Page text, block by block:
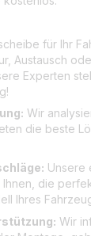
für Ihr
Austausch
Experten
Wir
die beste
Unsere
die
Ihres
Wir